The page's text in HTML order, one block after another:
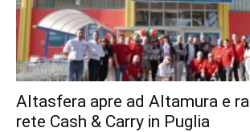
Altasfera apre ad Altamura e
rete Cash & Carry in Puglia